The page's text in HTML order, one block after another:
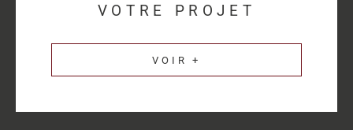
parfaite connaissance du marché et des spécificités de chaque
secteur d’activité. HM Immo-Pro réalise des estimations fiables
VOTRE PROJET
VOIR +